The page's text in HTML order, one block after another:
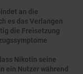
an die
es das Verlangen
die Freisetzung
Nikotin seine
ein Nutzer während